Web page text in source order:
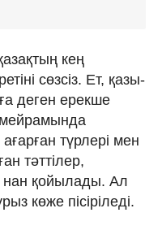
кең
сөзсіз. Ет, қазы-
деген ерекше
мейрамында
түрлері мен
тәттілер,
нан қойылады. Ал
көже пісіріледі.